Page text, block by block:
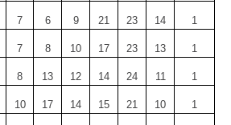
7 6 9 21 23 14 1
7 8 10 17 23 13 1
8 13 12 14 24 11 1
10 17 14 15 21 10 1